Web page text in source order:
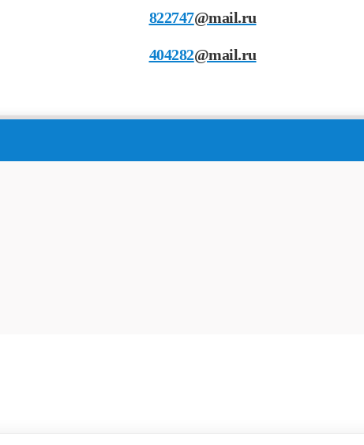
822747@mail.ru
404282@mail.ru